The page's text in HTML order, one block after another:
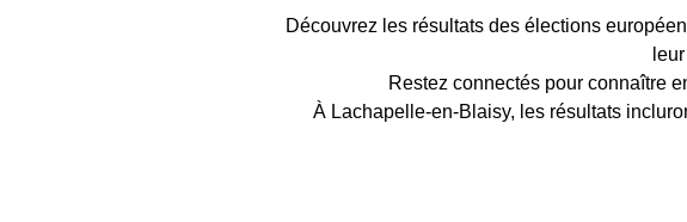
Découvrez les résultats des élections
Restez connectés pour connaître
À Lachapelle-en-Blaisy, les résultats